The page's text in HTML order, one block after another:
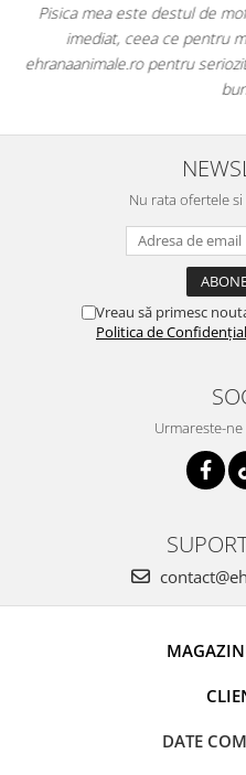
comod să pot comanda tot
dintr-un singur loc. Livrarea a
originale și în termen. Magazin
pentru orice
Nu rata ofertele
Vreau să primesc
Politica de
Urmareste-
DATE